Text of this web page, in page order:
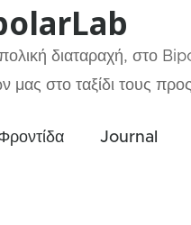
διαταραχή, στο
στο ταξίδι τους
Journal